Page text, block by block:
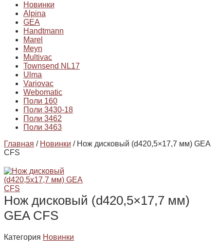
Новинки
Alpina
GEA
Handtmann
Marel
Meyn
Multivac
Townsend NL17
Ulma
Variovac
Webomatic
Поли 160
Поли 3430-18
Поли 3462
Поли 3463
Главная / Новинки / Нож дисковый (d420,5×17,7 мм) GEA
CFS
Нож дисковый (d420,5×17,7 мм)
GEA CFS
Категория Новинки